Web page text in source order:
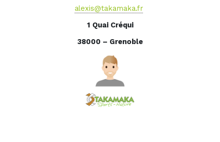
alexis@takamaka.fr
1 Quai Créqui
38000 – Grenoble